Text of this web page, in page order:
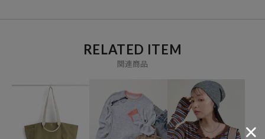
RELATED ITEM
関連商品